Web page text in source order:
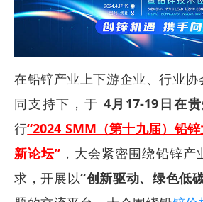
在铅锌产业上下游企业、行业
同支持下，于 4月17-19日在
行“2024 SMM（第十九届）铅
新论坛” ，大会紧密围绕铅锌
求，开展以“创新驱动、绿色低